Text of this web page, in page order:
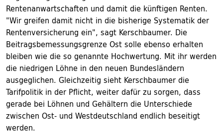
Rentenanwartschaften und damit die künftigen Renten.
"Wir greifen damit nicht in die bisherige Systematik der
Rentenversicherung ein", sagt Kerschbaumer. Die
Beitragsbemessungsgrenze Ost solle ebenso erhalten
bleiben wie die so genannte Hochwertung. Mit ihr werden
die niedrigen Löhne in den neuen Bundesländern
ausgeglichen. Gleichzeitig sieht Kerschbaumer die
Tarifpolitik in der Pflicht, weiter dafür zu sorgen, dass
gerade bei Löhnen und Gehältern die Unterschiede
zwischen Ost- und Westdeutschland endlich beseitigt
werden.